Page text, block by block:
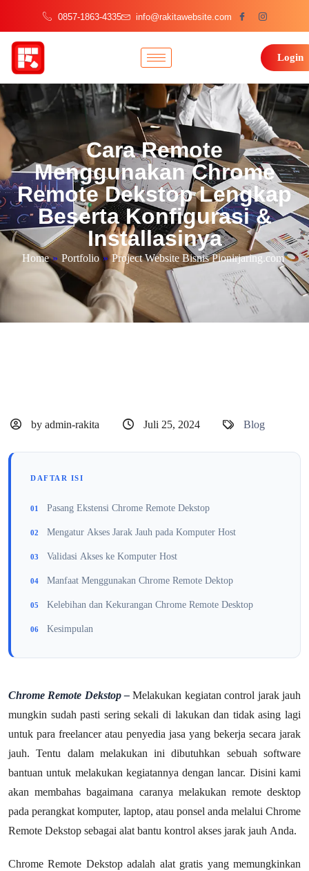
0857-1863-4335 info@rakitawebsite.com
Login
Cara Remote
Menggunakan Chrome
Remote Dekstop Lengkap
Beserta Konfigurasi &
Installasinya
Home » Portfolio » Project Website Bisnis Pionirjaring.com
by admin-rakita Juli 25, 2024 Blog
DAFTAR ISI
Pasang Ekstensi Chrome Remote Dekstop
Mengatur Akses Jarak Jauh pada Komputer Host
Validasi Akses ke Komputer Host
Manfaat Menggunakan Chrome Remote Dektop
Kelebihan dan Kekurangan Chrome Remote Desktop
Kesimpulan
Chrome Remote Dekstop – Melakukan kegiatan control jarak jauh
mungkin sudah pasti sering sekali di lakukan dan tidak asing lagi
untuk para freelancer atau penyedia jasa yang bekerja secara jarak
jauh. Tentu dalam melakukan ini dibutuhkan sebuah software
bantuan untuk melakukan kegiatannya dengan lancar. Disini kami
akan membahas bagaimana caranya melakukan remote desktop
pada perangkat komputer, laptop, atau ponsel anda melalui Chrome
Remote Dekstop sebagai alat bantu kontrol akses jarak jauh Anda.
Chrome Remote Dekstop adalah alat gratis yang memungkinkan